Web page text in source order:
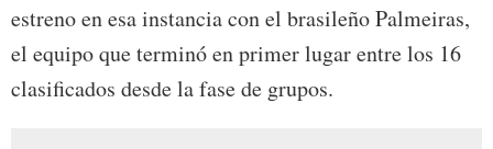
estreno en esa instancia con el brasileño Palmeiras,
el equipo que terminó en primer lugar entre los 16
clasificados desde la fase de grupos.